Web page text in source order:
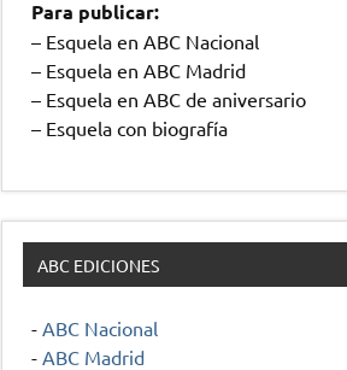
Para publicar:
– Esquela en ABC Nacional
– Esquela en ABC Madrid
– Esquela en ABC de aniversario
– Esquela con biografía
ABC EDICIONES
- ABC Nacional
- ABC Madrid